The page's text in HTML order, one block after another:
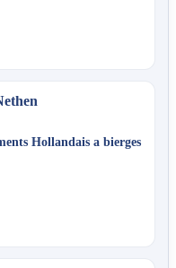
Hollandais a bierges